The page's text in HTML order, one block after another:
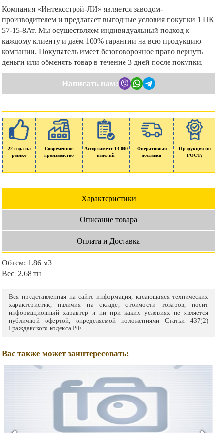
Компания «Интексстрой-ЛИ» является заводом-
производителем и предлагает выгодные условия покупки 1 ПК
57-15-8Ат. Мы осуществляем индивидуальный подход к
каждому клиенту и даём 100% гарантии на всю продукцию
компании. Покупатель имеет безоговорочное право вернуть
деньги или обменять товар в течение 3 дней после покупки.
Написать нам:
22 года на
рынке
Современное
производство
Ассортимент 13 000
изделий
Оперативная
доставка
Продукция по
ГОСТу
Характеристики
Описание товара
Оплата и Доставка
Объем: 1.86 м3
Вес: 2.68 тн
Вся представленная на сайте информация, касающаяся технических
характеристик, наличия на складе, стоимости товаров, носит
информационный характер и ни при каких условиях не является
публичной офертой, определяемой положениями Статьи 437(2)
Гражданского кодекса РФ.
Вас также может заинтересовать: